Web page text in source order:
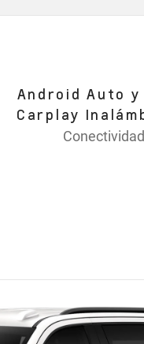
Android Auto y
Carplay
Conectividad